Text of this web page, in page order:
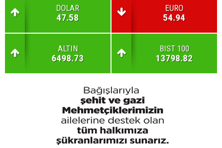
DOLAR
47.58
EURO
54.94
ALTIN
6498.73
BIST 100
13798.82